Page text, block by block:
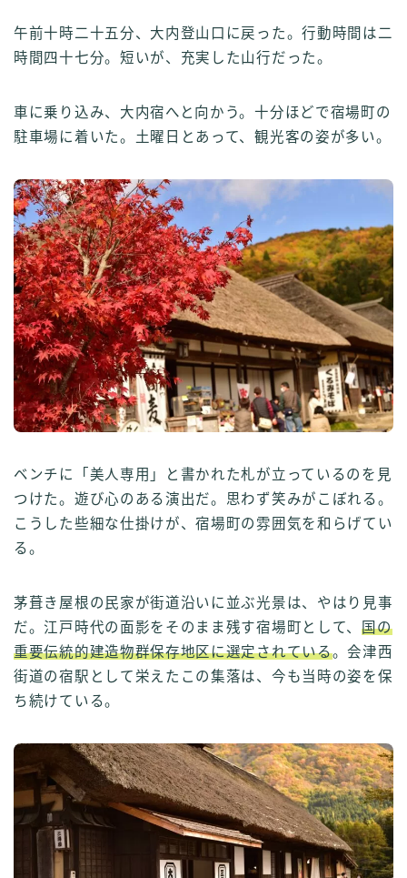
午前十時二十五分、大内登山口に戻った。行動時間は二
時間四十七分。短いが、充実した山行だった。
車に乗り込み、大内宿へと向かう。十分ほどで宿場町の
駐車場に着いた。土曜日とあって、観光客の姿が多い。
ベンチに「美人専用」と書かれた札が立っているのを見
つけた。遊び心のある演出だ。思わず笑みがこぼれる。
こうした些細な仕掛けが、宿場町の雰囲気を和らげてい
る。
茅葺き屋根の民家が街道沿いに並ぶ光景は、やはり見事
だ。江戸時代の面影をそのまま残す宿場町として、国の
重要伝統的建造物群保存地区に選定されている。会津西
街道の宿駅として栄えたこの集落は、今も当時の姿を保
ち続けている。